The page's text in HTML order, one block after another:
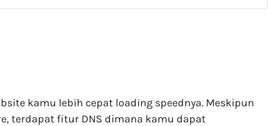
kamu lebih cepat loading speednya. Meskipun
terdapat fitur DNS dimana kamu dapat